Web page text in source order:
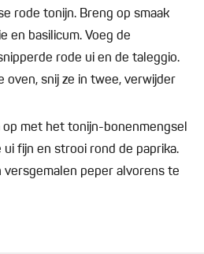
rode tonijn. Breng op smaak
en basilicum. Voeg de
rode ui en de taleggio.
oven, snij ze in twee, verwijder
op met het tonijn-bonenmengsel
fijn en strooi rond de paprika.
versgemalen peper alvorens te